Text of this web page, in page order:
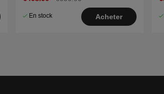
En stock Acheter